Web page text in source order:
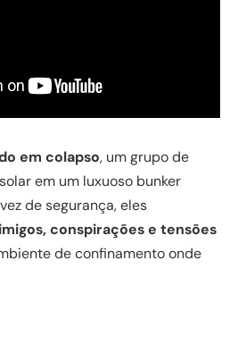
em colapso, um grupo de
em um luxuoso bunker
de segurança, eles
conspirações e tensões
de confinamento onde